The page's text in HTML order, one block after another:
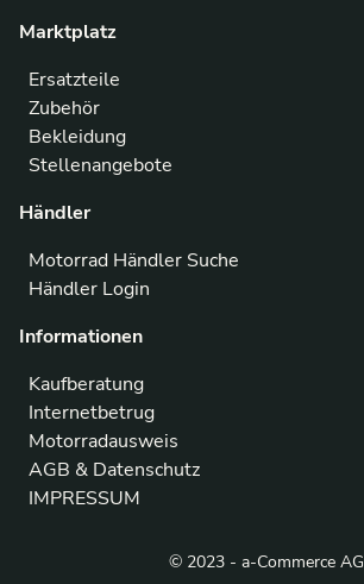
Marktplatz
Ersatzteile
Zubehör
Bekleidung
Stellenangebote
Händler
Motorrad Händler Suche
Händler Login
Informationen
Kaufberatung
Internetbetrug
Motorradausweis
AGB & Datenschutz
IMPRESSUM
© 2023 - a-Commerce AG